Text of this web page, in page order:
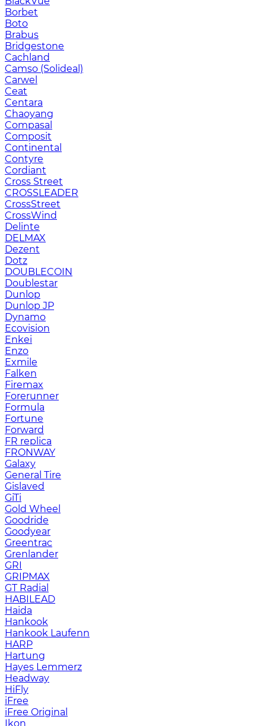
Borbet
Boto
Brabus
Bridgestone
Cachland
Camso (Solideal)
Carwel
Ceat
Centara
Chaoyang
Compasal
Composit
Continental
Contyre
Cordiant
Cross Street
CROSSLEADER
CrossStreet
CrossWind
Delinte
DELMAX
Dezent
Dotz
DOUBLECOIN
Doublestar
Dunlop
Dunlop JP
Dynamo
Ecovision
Enkei
Enzo
Exmile
Falken
Firemax
Forerunner
Formula
Fortune
Forward
FR replica
FRONWAY
Galaxy
General Tire
Gislaved
GiTi
Gold Wheel
Goodride
Goodyear
Greentrac
Grenlander
GRI
GRIPMAX
GT Radial
HABILEAD
Haida
Hankook
Hankook Laufenn
HARP
Hartung
Hayes Lemmerz
Headway
HiFly
iFree
iFree Original
Ikon